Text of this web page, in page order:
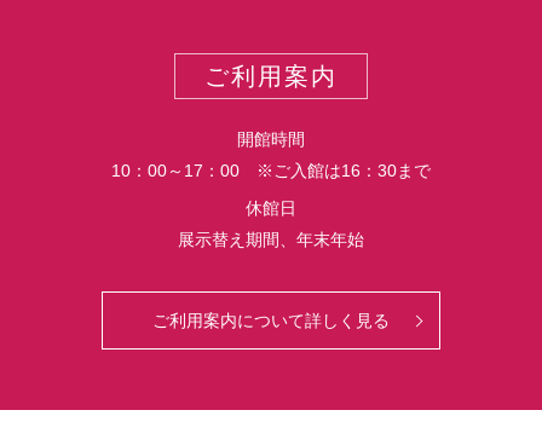
ご利用案内
開館時間
10：00～17：00 ※ご入館は16：30まで
休館日
展示替え期間、年末年始
ご利用案内について詳しく見る